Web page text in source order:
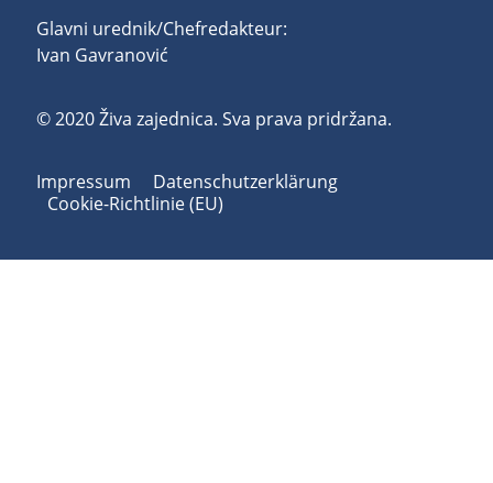
Glavni urednik/Chefredakteur:
Ivan Gavranović
© 2020 Živa zajednica. Sva prava pridržana.
Impressum
Datenschutzerklärung
Cookie-Richtlinie (EU)